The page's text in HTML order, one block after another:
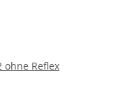
ohne Reflex